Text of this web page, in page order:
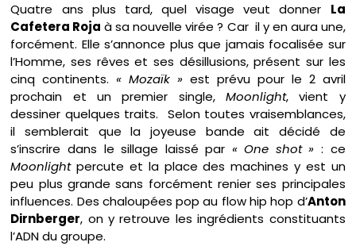
Quatre ans plus tard, quel visage veut donner La
Cafetera Roja à sa nouvelle virée ? Car il y en aura une,
forcément. Elle s’annonce plus que jamais focalisée sur
l’Homme, ses rêves et ses désillusions, présent sur les
cinq continents.« Mozaïk » est prévu pour le 2 avril
prochain et un premier single, Moonlight, vient y
dessiner quelques traits. Selon toutes vraisemblances,
il semblerait que la joyeuse bande ait décidé de
s’inscrire dans le sillage laissé par « One shot » : ce
Moonlightpercute et la place des machines y est un
peu plus grande sans forcément renier ses principales
influences. Des chaloupées pop au flow hip hop d’Anton
Dirnberger, on y retrouve les ingrédients constituants
l’ADN du groupe.